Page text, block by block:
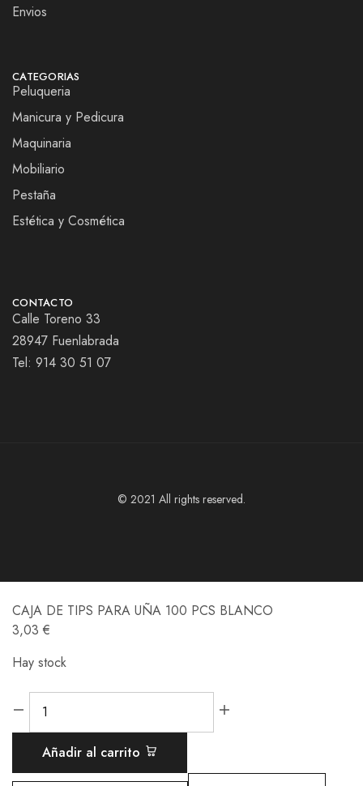
Envios
CATEGORIAS
Peluqueria
Manicura y Pedicura
Maquinaria
Mobiliario
Pestaña
Estética y Cosmética
CONTACTO
Calle Toreno 33
28947 Fuenlabrada
Tel: 914 30 51 07
© 2021 All rights reserved.
CAJA DE TIPS PARA UÑA 100 PCS BLANCO
3,03 €
Hay stock
Añadir al carrito